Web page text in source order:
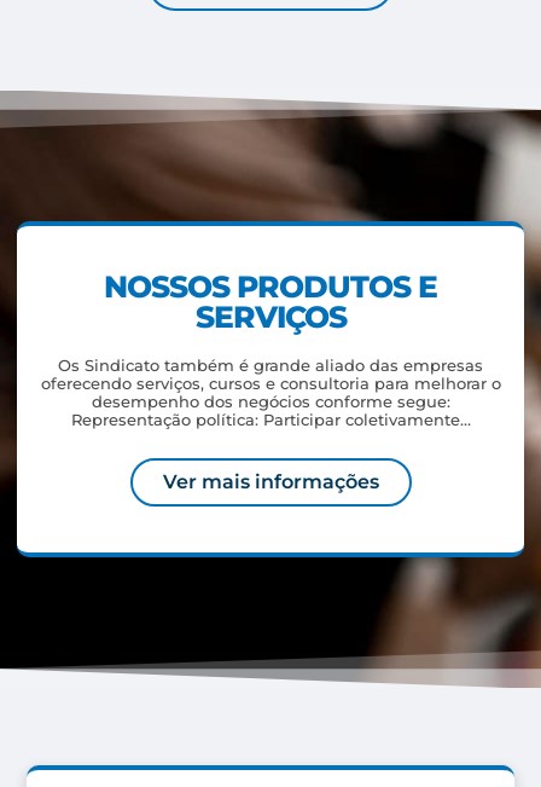
NOSSOS PRODUTOS E
SERVIÇOS
Os Sindicato também é grande aliado das empresas
oferecendo serviços, cursos e consultoria para melhorar o
desempenho dos negócios conforme segue:
Representação política: Participar coletivamente…
Ver mais informações